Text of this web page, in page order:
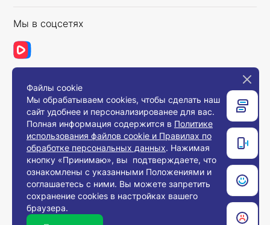
Мы в соцсетях
Связаться с нами
© 2008-2026, Компания «Европос Групп». Все
права защищены.
Все товары предназначены для продажи
юридическим лицам и индивидуальным
предпринимателям с целью использования в
хозяйственной деятельности.
Файлы cookie
Мы обрабатываем cookies, чтобы сделать наш
сайт удобнее и персонализированее для вас.
Полная информация содержится в Политике
использования файлов cookie и Правилах по
обработке персональных данных. Нажимая
кнопку «Принимаю», вы подтверждаете, что
ознакомлены с указанными Положениями и
соглашаетесь с ними. Вы можете запретить
сохранение cookies в настройках вашего
браузера.